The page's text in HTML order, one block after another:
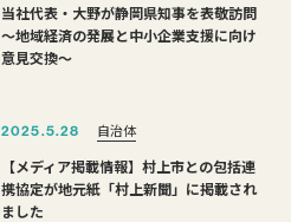
当社代表・大野が静岡県知事を表敬訪問
～地域経済の発展と中小企業支援に向け
意見交換～
2025.5.28 自治体
【メディア掲載情報】村上市との包括連
携協定が地元紙「村上新聞」に掲載され
ました